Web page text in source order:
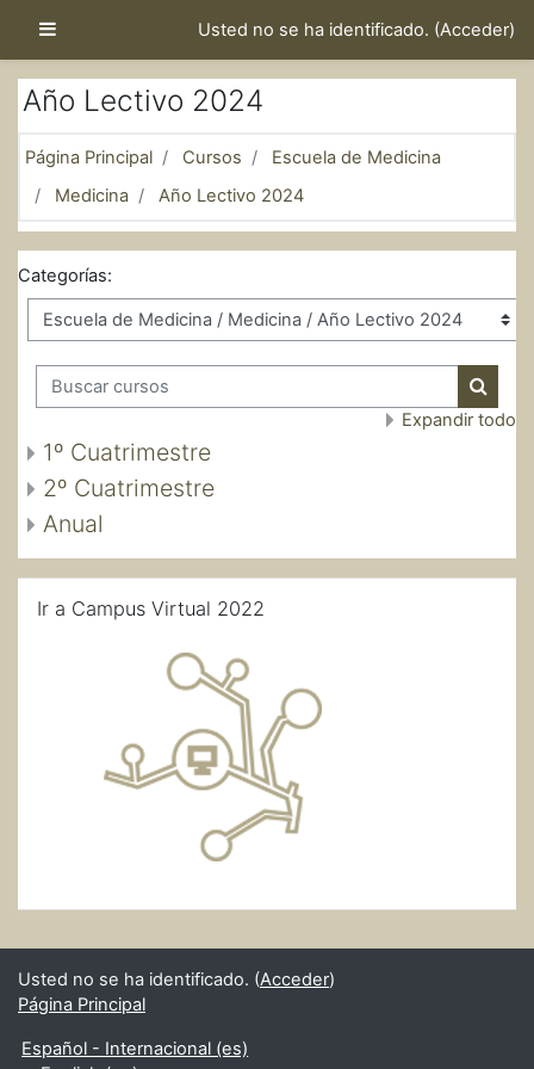
Usted no se ha identificado. (Acceder)
Año Lectivo 2024
Página Principal Cursos
Escuela de Medicina
Medicina
Año Lectivo 2024
Categorías:
Buscar cursos
Expandir todo
1º Cuatrimestre
2º Cuatrimestre
Anual
Ir a Campus Virtual 2022
Usted no se ha identificado. (Acceder)
Página Principal
Español - Internacional ‎(es)‎